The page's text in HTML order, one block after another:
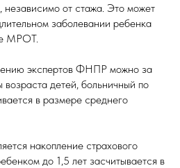
независимо от стажа. Это может
заболевании ребенка
МРОТ.
экспертов ФНПР можно за
детей, больничный по
в размере среднего
накопление страхового
до 1,5 лет засчитывается в